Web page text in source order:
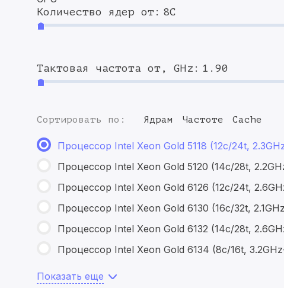
Количество ядер от: 8C
Тактовая частота от, GHz: 1.90
Сортировать по: Ядрам Частоте Cache
Процессор Intel Xeon Gold 5118 (12c/24t,
Процессор Intel Xeon Gold 5120 (14c/28t,
Процессор Intel Xeon Gold 6126 (12c/24t,
Процессор Intel Xeon Gold 6130 (16c/32t,
Процессор Intel Xeon Gold 6132 (14c/28t,
Процессор Intel Xeon Gold 6134 (8c/16t,
Показать еще